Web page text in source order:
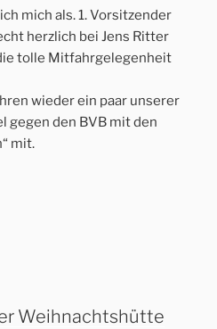
mich als. 1. Vorsitzender
herzlich bei Jens Ritter
tolle Mitfahrgelegenheit
wieder ein paar unserer
gegen den BVB mit den
mit.
Weihnachtshütte